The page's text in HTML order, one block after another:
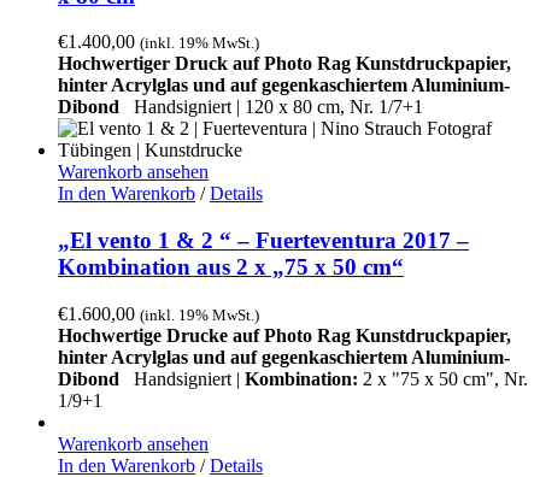
€1.400,00 (inkl. 19% MwSt.)
Hochwertiger Druck auf Photo Rag Kunstdruckpapier,
hinter Acrylglas und auf gegenkaschiertem Aluminium-
Dibond Handsigniert | 120 x 80 cm, Nr. 1/7+1
Warenkorb ansehen
In den Warenkorb / Details
„El vento 1 & 2 “ – Fuerteventura 2017 –
Kombination aus 2 x „75 x 50 cm“
€1.600,00 (inkl. 19% MwSt.)
Hochwertige Drucke auf Photo Rag Kunstdruckpapier,
hinter Acrylglas und auf gegenkaschiertem Aluminium-
Dibond Handsigniert | Kombination: 2 x "75 x 50 cm", Nr.
1/9+1
Warenkorb ansehen
In den Warenkorb / Details